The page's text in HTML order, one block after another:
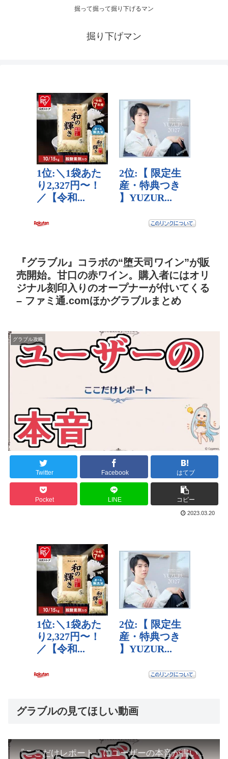
掘って掘って掘り下げるマン
掘り下げマン
『グラブル』コラボの“堕天司ワイン”が販
売開始。甘口の赤ワイン。購入者にはオリ
ジナル刻印入りのオープナーが付いてくる
– ファミ通.comほかグラブルまとめ
グラブル攻略
Twitter Facebook はてブ
Pocket LINE コピー
2023.03.20
グラブルの見てほしい動画
『ここだけレポート』にユーザーの本音が書いてあります【グラブル】